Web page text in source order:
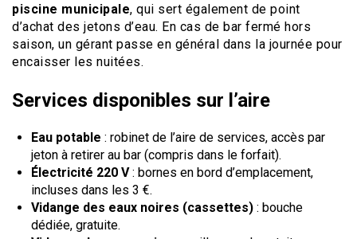
piscine municipale, qui sert également de point
d’achat des jetons d’eau. En cas de bar fermé hors
saison, un gérant passe en général dans la journée pour
encaisser les nuitées.
Services disponibles sur l’aire
Eau potable : robinet de l’aire de services, accès par
jeton à retirer au bar (compris dans le forfait).
Électricité 220 V: bornes en bord d’emplacement,
incluses dans les 3 €.
Vidange des eaux noires (cassettes) : bouche
dédiée, gratuite.